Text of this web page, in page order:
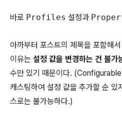
바로 Profiles 설정과
아까부터 포스트의 제목을 포함해
이유는 설정 값을 변경하는 건 불가
수만 있기 때문이다.
캐스팅하여 설정 값을 추가할 순
스로는 불가능하다.)